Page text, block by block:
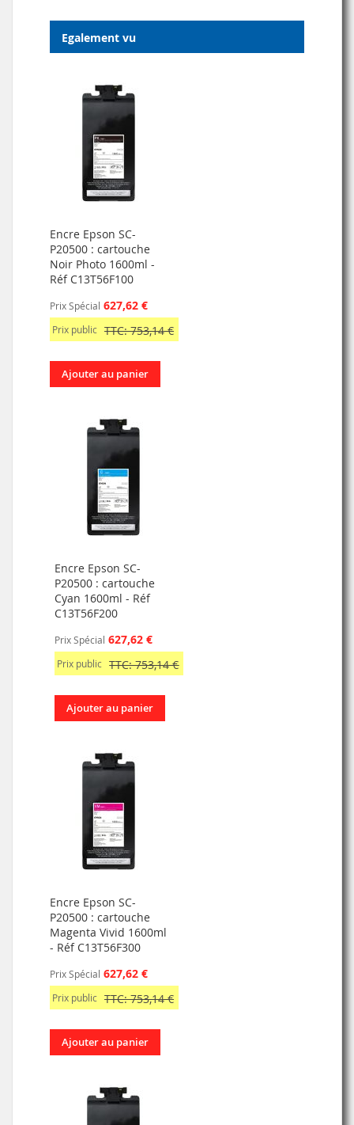
Egalement vu
Encre Epson SC-
P20500 : cartouche
Noir Photo 1600ml -
Réf C13T56F100
Prix Spécial 627,62 €
Prix public TTC: 753,14 €
Ajouter au panier
Encre Epson SC-
P20500 : cartouche
Cyan 1600ml - Réf
C13T56F200
Prix Spécial 627,62 €
Prix public TTC: 753,14 €
Ajouter au panier
Encre Epson SC-
P20500 : cartouche
Magenta Vivid 1600ml
- Réf C13T56F300
Prix Spécial 627,62 €
Prix public TTC: 753,14 €
Ajouter au panier